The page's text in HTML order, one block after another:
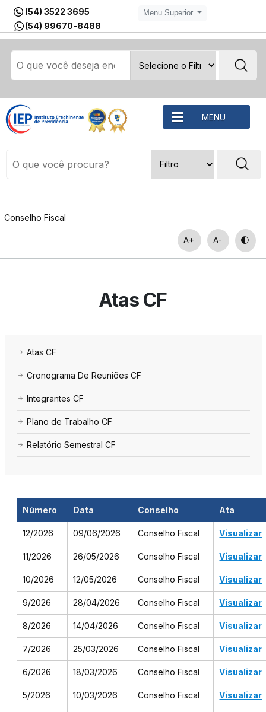
(54) 3522 3695
(54) 99670-8488
Menu Superior
MENU
Conselho Fiscal
A+ A-
Atas CF
Atas CF
Cronograma De Reuniões CF
Integrantes CF
Plano de Trabalho CF
Relatório Semestral CF
Número Data Conselho Ata
12/2026 09/06/2026 Conselho Fiscal Visualizar
11/2026 26/05/2026 Conselho Fiscal Visualizar
10/2026 12/05/2026 Conselho Fiscal Visualizar
9/2026 28/04/2026 Conselho Fiscal Visualizar
8/2026 14/04/2026 Conselho Fiscal Visualizar
7/2026 25/03/2026 Conselho Fiscal Visualizar
6/2026 18/03/2026 Conselho Fiscal Visualizar
5/2026 10/03/2026 Conselho Fiscal Visualizar